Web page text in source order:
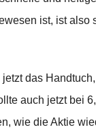
ist, ist also
das
auch jetzt bei
wie die Aktie